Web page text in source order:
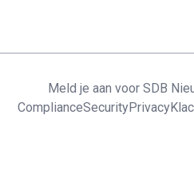
Meld je aan voor SDB
ComplianceSecurityPrivacy